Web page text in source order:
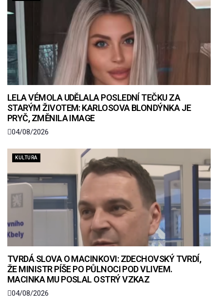
LELA VÉMOLA UDĚLALA POSLEDNÍ TEČKU ZA
STARÝM ŽIVOTEM: KARLOSOVA BLONDÝNKA JE
PRYČ, ZMĚNILA IMAGE
04/08/2026
KULTURA
TVRDÁ SLOVA O MACINKOVI: ZDECHOVSKÝ TVRDÍ,
ŽE MINISTR PÍŠE PO PŮLNOCI POD VLIVEM.
MACINKA MU POSLAL OSTRÝ VZKAZ
04/08/2026